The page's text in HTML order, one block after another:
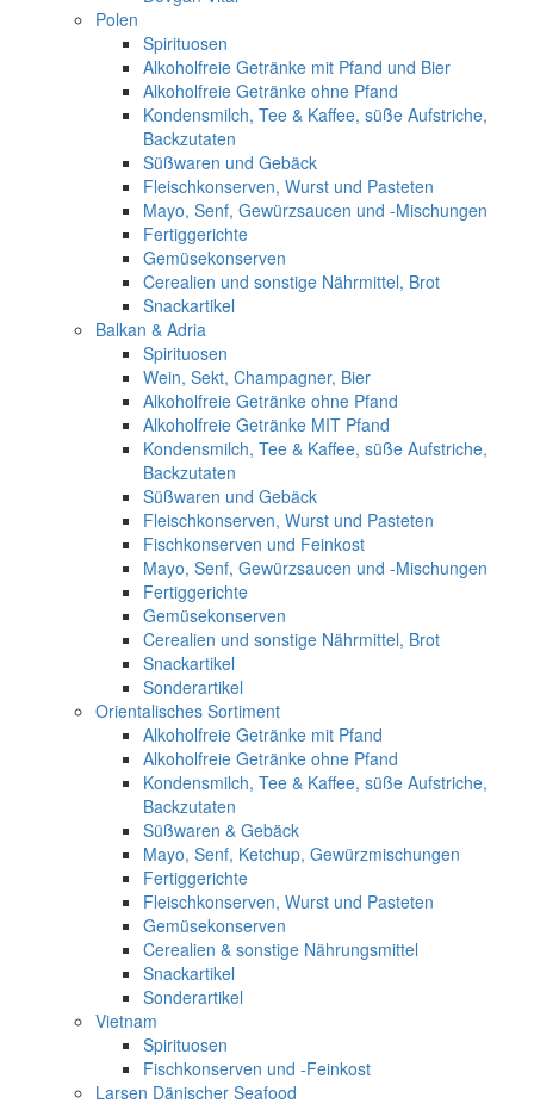
Polen
Spirituosen
Alkoholfreie Getränke mit Pfand und Bier
Alkoholfreie Getränke ohne Pfand
Kondensmilch, Tee & Kaffee, süße Aufstriche,
Backzutaten
Süßwaren und Gebäck
Fleischkonserven, Wurst und Pasteten
Mayo, Senf, Gewürzsaucen und -Mischungen
Fertiggerichte
Gemüsekonserven
Cerealien und sonstige Nährmittel, Brot
Snackartikel
Balkan & Adria
Spirituosen
Wein, Sekt, Champagner, Bier
Alkoholfreie Getränke ohne Pfand
Alkoholfreie Getränke MIT Pfand
Kondensmilch, Tee & Kaffee, süße Aufstriche,
Backzutaten
Süßwaren und Gebäck
Fleischkonserven, Wurst und Pasteten
Fischkonserven und Feinkost
Mayo, Senf, Gewürzsaucen und -Mischungen
Fertiggerichte
Gemüsekonserven
Cerealien und sonstige Nährmittel, Brot
Snackartikel
Sonderartikel
Orientalisches Sortiment
Alkoholfreie Getränke mit Pfand
Alkoholfreie Getränke ohne Pfand
Kondensmilch, Tee & Kaffee, süße Aufstriche,
Backzutaten
Süßwaren & Gebäck
Mayo, Senf, Ketchup, Gewürzmischungen
Fertiggerichte
Fleischkonserven, Wurst und Pasteten
Gemüsekonserven
Cerealien & sonstige Nährungsmittel
Snackartikel
Sonderartikel
Vietnam
Spirituosen
Fischkonserven und -Feinkost
Larsen Dänischer Seafood